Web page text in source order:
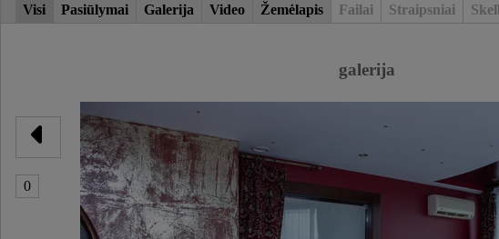
Visi Pasiūlymai Galerija Video Žemėlapis Failai Straipsniai
galerija
0